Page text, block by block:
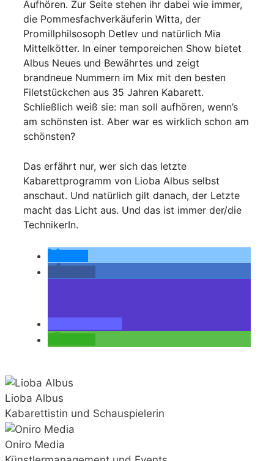
Aufhören. Zur Seite stehen ihr dabei wie immer,
die Pommesfachverkäuferin Witta, der
Promillphilsosoph Detlev und natürlich Mia
Mittelkötter. In einer temporeichen Show bietet
Albus Neues und Bewährtes und zeigt
brandneue Nummern im Mix mit den besten
Filetstückchen aus 35 Jahren Kabarett.
Schließlich weiß sie: man soll aufhören, wenn’s
am schönsten ist. Aber war es wirklich schon am
schönsten?
Das erfährt nur, wer sich das letzte
Kabarettprogramm von Lioba Albus selbst
anschaut. Und natürlich gilt danach, der Letzte
macht das Licht aus. Und das ist immer der/die
TechnikerIn.
Lioba Albus
Kabarettistin und Schauspielerin
Oniro Media